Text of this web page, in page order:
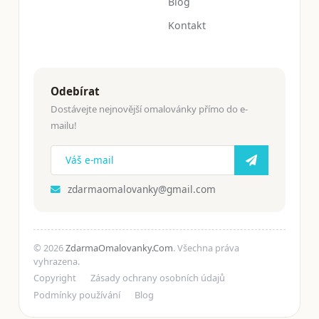
Kontakt
Odebírat
Dostávejte nejnovější omalovánky přímo do e-
mailu!
zdarmaomalovanky@gmail.com
© 2026ZdarmaOmalovanky.Com. Všechna práva
vyhrazena.
Copyright
Zásady ochrany osobních údajů
Podmínky používání
Blog